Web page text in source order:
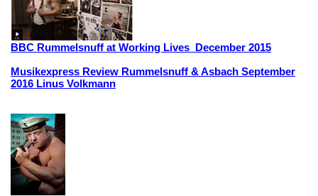
BBC Rummelsnuff at Working Lives December 2015
Musikexpress Review Rummelsnuff & Asbach September
2016 Linus Volkmann